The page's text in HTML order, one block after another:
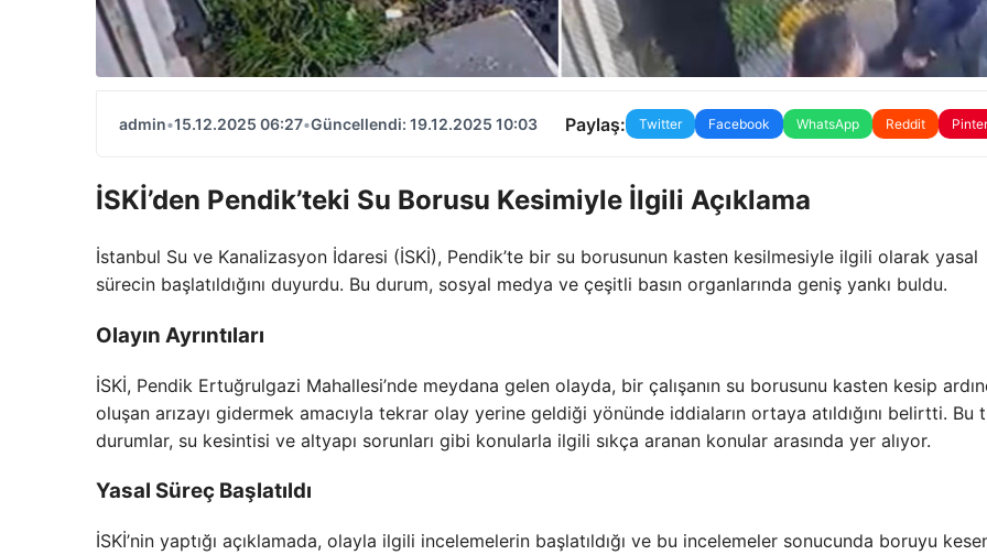
admin•15.12.2025 06:27•Güncellendi: 19.12.2025 10:03 Paylaş: Twitter Facebook WhatsApp Reddit
İSKİ’den Pendik’teki Su Borusu Kesimiyle İlgili Açıklama
İstanbul Su ve Kanalizasyon İdaresi (İSKİ), Pendik’te bir su borusunun kasten kesilmesiyle ilgili olarak yasal
sürecin başlatıldığını duyurdu. Bu durum, sosyal medya ve çeşitli basın organlarında geniş yankı buldu.
Olayın Ayrıntıları
İSKİ, Pendik Ertuğrulgazi Mahallesi’nde meydana gelen olayda, bir çalışanın su borusunu kasten kesip
oluşan arızayı gidermek amacıyla tekrar olay yerine geldiği yönünde iddiaların ortaya atıldığını belirtti. Bu
durumlar, su kesintisi ve altyapı sorunları gibi konularla ilgili sıkça aranan konular arasında yer alıyor.
Yasal Süreç Başlatıldı
İSKİ’nin yaptığı açıklamada, olayla ilgili incelemelerin başlatıldığı ve bu incelemeler sonucunda boruyu